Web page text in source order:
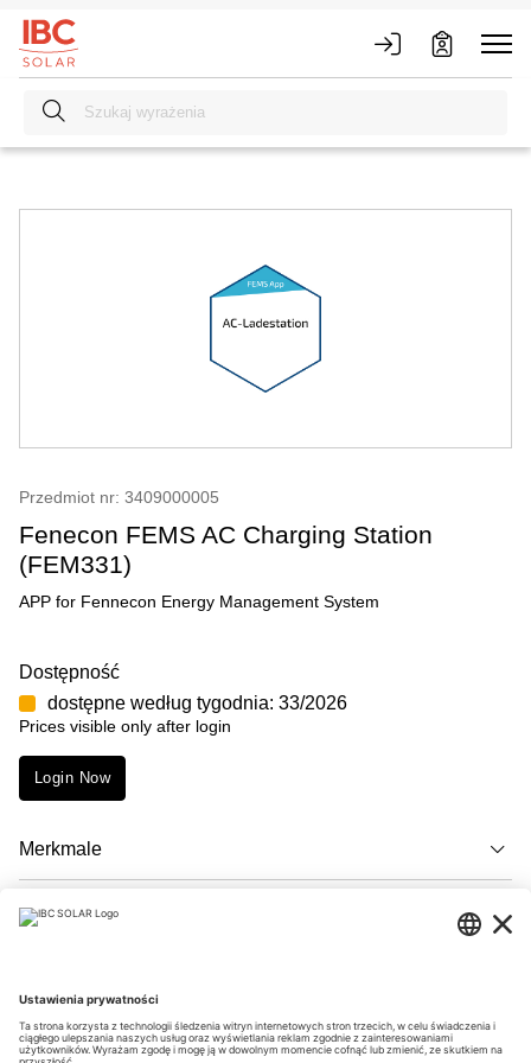
Przedmiot nr: 3409000005
Fenecon FEMS AC Charging Station
(FEM331)
APP for Fennecon Energy Management System
Dostępność
dostępne według tygodnia: 33/2026
Prices visible only after login
Login Now
Merkmale
Opis
Downloads